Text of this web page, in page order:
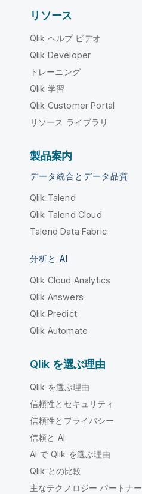
リソース
Qlik ヘルプ ビデオ
Qlik Developer
トレーニング
Qlik 学習
Qlik Customer Portal
リソース ライブラリ
製品案内
データ統合とデータ品質
Qlik Talend
Qlik Talend Cloud
Talend Data Fabric
分析と AI
Qlik Cloud Analytics
Qlik Answers
Qlik Predict
Qlik Automate
Qlik を選ぶ理由
Qlik を選ぶ理由
信頼性とセキュリティ
信頼性とプライバシー
信頼と AI
AI で Qlik を選ぶ理由
Qlik との比較
主なテクノロジー パートナー